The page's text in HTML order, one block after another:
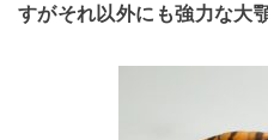
すがそれ以外にも強力な大